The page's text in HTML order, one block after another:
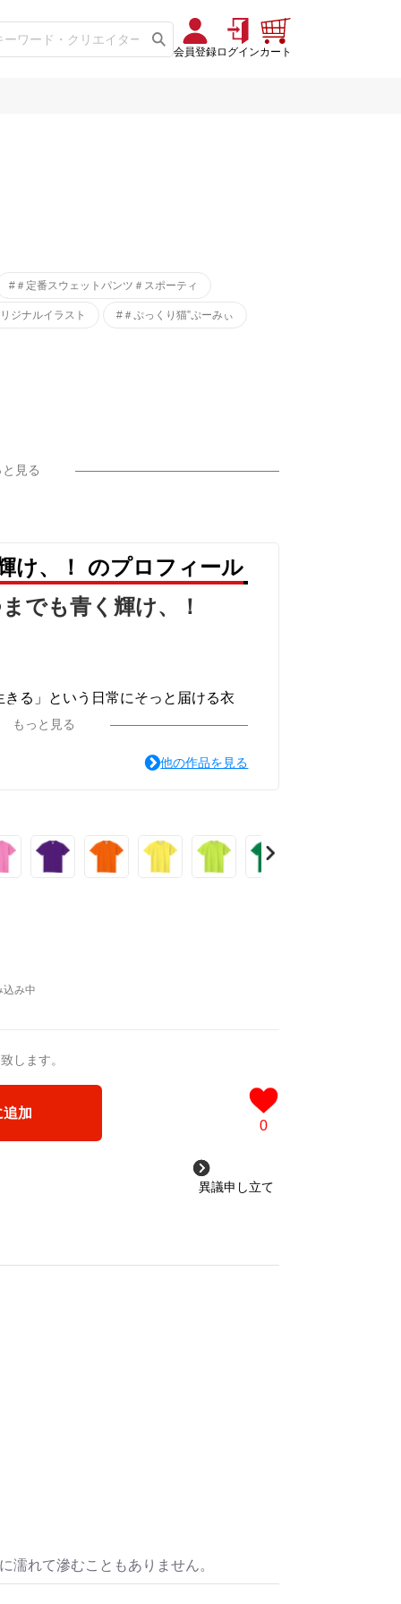
会員登録ログインカート
#＃定番スウェットパンツ＃スポーティ
ジナルイラスト #＃ぷっくり猫”ぷーみぃ
と見る
け、！ のプロフィール
でも青く輝け、！
る」という日常にそっと届ける衣
て宇宙的な気づき。 すべてが一枚
もっと見る
他の作品を見る
します。
追加
0
異議申し立て
濡れて滲むこともありません。